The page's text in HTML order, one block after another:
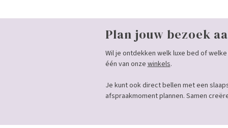
Plan jouw bezoek
Wil je ontdekken welk luxe bed of
één van onze winkels.
Je kunt ook direct bellen met een
afspraakmoment plannen. Samen